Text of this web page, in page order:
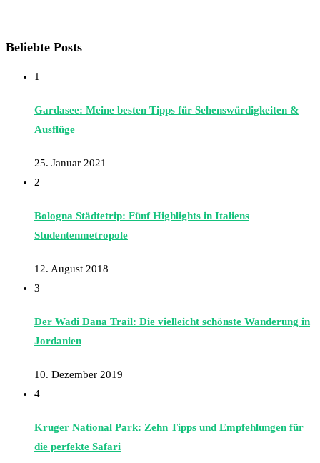
Beliebte Posts
1
Gardasee: Meine besten Tipps für Sehenswürdigkeiten &
Ausflüge
25. Januar 2021
2
Bologna Städtetrip: Fünf Highlights in Italiens
Studentenmetropole
12. August 2018
3
Der Wadi Dana Trail: Die vielleicht schönste Wanderung in
Jordanien
10. Dezember 2019
4
Kruger National Park: Zehn Tipps und Empfehlungen für
die perfekte Safari